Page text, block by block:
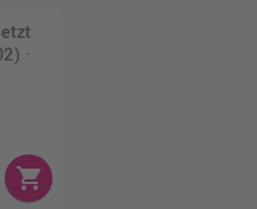
·
shopping_cart